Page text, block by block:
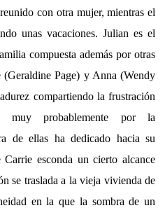
con otra mujer, mientras el
unas vacaciones. Julian es el
compuesta además por otras
(Geraldine Page) y Anna (Wendy
compartiendo la frustración
muy probablemente por la
de ellas ha dedicado hacia su
esconda un cierto alcance
se traslada a la vieja vivienda de
en la que la sombra de un